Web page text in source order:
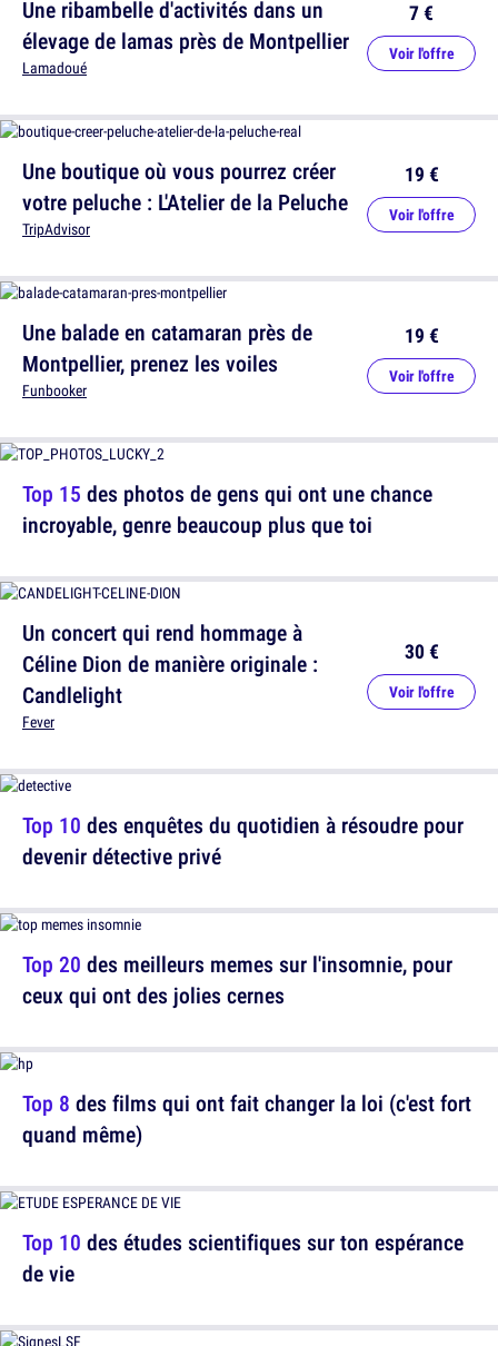
Une ribambelle d'activités dans un
élevage de lamas près de Montpellier
Lamadoué
7 €
Voir l'offre
Une balade en catamaran près de
Montpellier, prenez les voiles
Funbooker
19 €
Voir l'offre
Un concert qui rend hommage à
Céline Dion de manière originale :
Candlelight
Fever
30 €
Voir l'offre
Top 20 des meilleurs memes sur l'insomnie, pour
ceux qui ont des jolies cernes
Top 10 des études scientifiques sur ton espérance
de vie
Une boutique où vous pourrez créer
votre peluche : L'Atelier de la Peluche
TripAdvisor
19 €
Voir l'offre
Top 15 des photos de gens qui ont une chance
incroyable, genre beaucoup plus que toi
Top 10 des enquêtes du quotidien à résoudre pour
devenir détective privé
Top 8 des films qui ont fait changer la loi (c'est fort
quand même)